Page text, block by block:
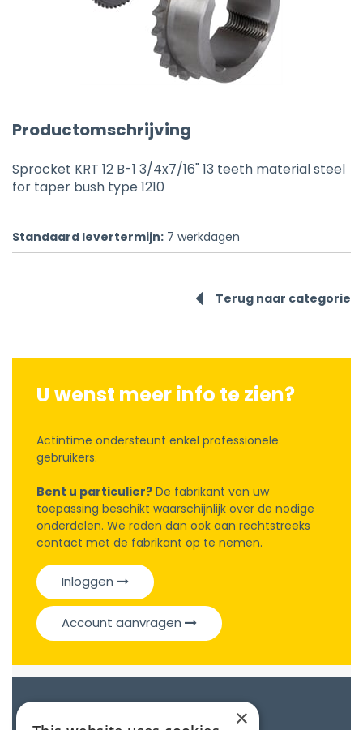
Productomschrijving
Sprocket KRT 12 B-1 3/4x7/16" 13 teeth material steel
for taper bush type 1210
Standaard levertermijn: 7 werkdagen
Terug naar categorie
U wenst meer info te zien?
Actintime ondersteunt enkel professionele
gebruikers.
Bent u particulier? De fabrikant van uw
toepassing beschikt waarschijnlijk over de nodige
onderdelen. We raden dan ook aan rechtstreeks
contact met de fabrikant op te nemen.
Inloggen
Account aanvragen
×